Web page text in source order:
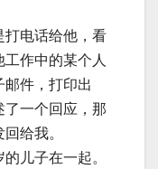
电话给他，看
作中的某个人
件，打印出
一个回应，那
给我。
儿子在一起。